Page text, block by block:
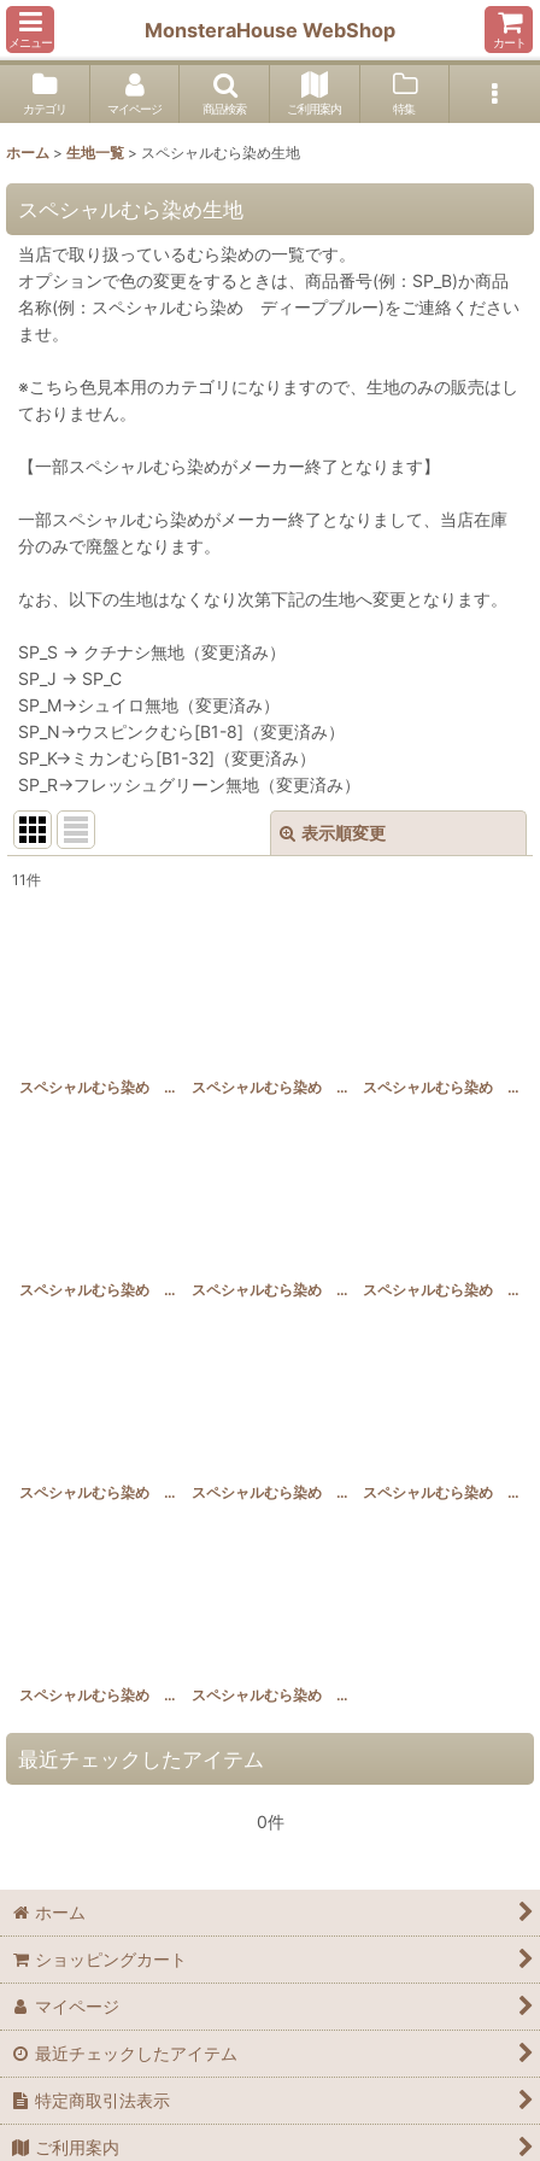
メニュー
MonsteraHouse WebShop
カート
カテゴリ マイページ 商品検索 ご利用案内 特集
ホーム > 生地一覧 > スペシャルむら染め生地
スペシャルむら染め生地
当店で取り扱っているむら染めの一覧です。
オプションで色の変更をするときは、商品番号(例：SP_B)か商品
名称(例：スペシャルむら染め ディープブルー)をご連絡ください
ませ。
※こちら色見本用のカテゴリになりますので、生地のみの販売はし
ておりません。
【一部スペシャルむら染めがメーカー終了となります】
一部スペシャルむら染めがメーカー終了となりまして、当店在庫
分のみで廃盤となります。
なお、以下の生地はなくなり次第下記の生地へ変更となります。
SP_S → クチナシ無地（変更済み）
SP_J → SP_C
SP_M→シュイロ無地（変更済み）
SP_N→ウスピンクむら[B1-8]（変更済み）
SP_K→ミカンむら[B1-32]（変更済み）
SP_R→フレッシュグリーン無地（変更済み）
表示順変更
11件
スペシャルむら染め ワインレッド [SP_Q] スペシャルむら染め ローズピンク [SP_P] スペシャルむら染め カーキー
スペシャルむら染め ディープブルー [SP_B] スペシャルむら染め ブルー＆グリーン [SP_L スペシャルむら染め モスグリーン＆ブラウン
スペシャルむら染め オレンジ [SP_K] スペシャルむら染め グリーン [SP_R] スペシャルむら染め イエロー
スペシャルむら染め スカーレッド＆オレンジ SP_M
スペシャルむら染め オレンジ＆ピンク
最近チェックしたアイテム
0件
ホーム
ショッピングカート
マイページ
最近チェックしたアイテム
特定商取引法表示
ご利用案内